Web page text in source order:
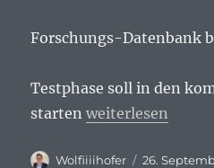
Forschungs-Datenbank
Testphase soll in den
starten„Forschungs-
weiterlesen
Autor
Wolfiiiihofer 26.